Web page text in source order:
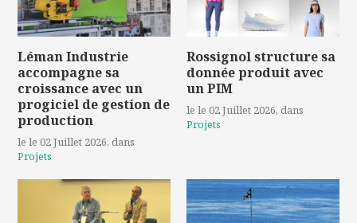
Léman Industrie
accompagne sa
croissance avec un
progiciel de gestion de
production
le le 02 Juillet 2026, dans
Projets
Rossignol structure sa
donnée produit avec
un PIM
le le 02 Juillet 2026, dans
Projets